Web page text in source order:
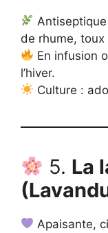
de rhume, toux
En infusion
l’hiver.
Culture :
5. La
Apaisante,